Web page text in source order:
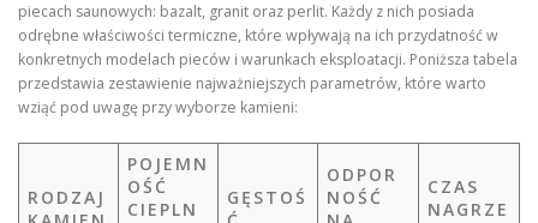
piecach saunowych: bazalt, granit oraz perlit. Każdy z nich posiada
odrębne właściwości termiczne, które wpływają na ich przydatność w
konkretnych modelach pieców i warunkach eksploatacji. Poniższa tabela
przedstawia zestawienie najważniejszych parametrów, które warto
wziąć pod uwagę przy wyborze kamieni:
RODZAJ
POJEMN
OŚĆ
CIEPLN
GĘSTOŚ
ODPOR
NOŚĆ
CZAS
NAGRZE